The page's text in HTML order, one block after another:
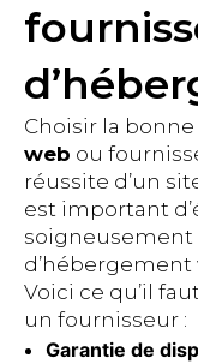
Choisir la bonne
web ou
réussite d’un
est important
soigneusement
d’hébergement
Voici ce qu’il
un fournisseur :
Garantie de